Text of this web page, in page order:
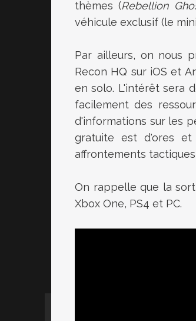
thèmes (Rebellion
véhicule exclusif (le
Par ailleurs, on nous
Recon HQ sur iOS et
en solo. L'intérêt sera
facilement des
d'informations sur les
gratuite est d'ores
affrontements tactiques
On rappelle que la
Xbox One, PS4 et PC.